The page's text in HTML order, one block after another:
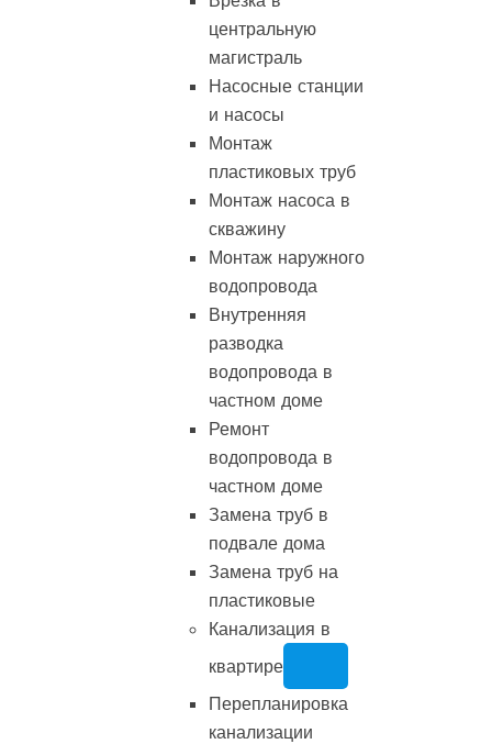
центральную
магистраль
Насосные станции
и насосы
Монтаж
пластиковых труб
Монтаж насоса в
скважину
Монтаж наружного
водопровода
Внутренняя
разводка
водопровода в
частном доме
Ремонт
водопровода в
частном доме
Замена труб в
подвале дома
Замена труб на
пластиковые
Канализация в
квартире
Перепланировка
канализации